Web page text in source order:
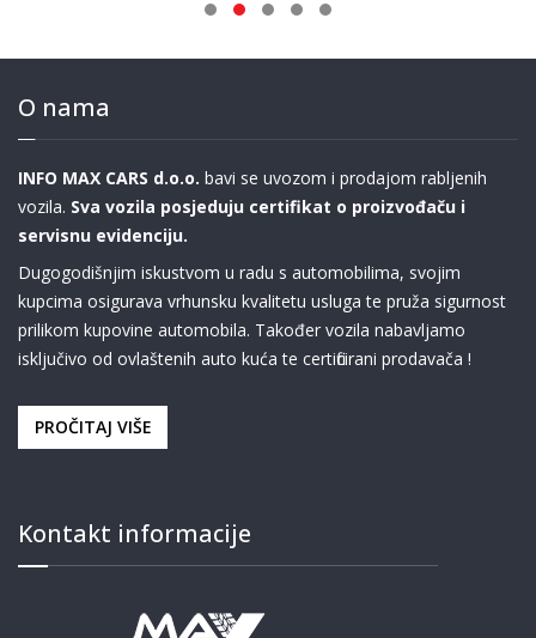
O nama
INFO MAX CARS d.o.o. bavi se uvozom i prodajom rabljenih
vozila. Sva vozila posjeduju certifikat o proizvođaču i
servisnu evidenciju.
Dugogodišnjim iskustvom u radu s automobilima, svojim
kupcima osigurava vrhunsku kvalitetu usluga te pruža sigurnost
prilikom kupovine automobila. Također vozila nabavljamo
isključivo od ovlaštenih auto kuća te certificirani prodavača !
PROČITAJ VIŠE
Kontakt informacije